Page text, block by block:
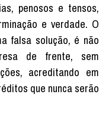
penosos e tensos,
e verdade. O
falsa solução, é não
de frente, sem
acreditando em
que nunca serão